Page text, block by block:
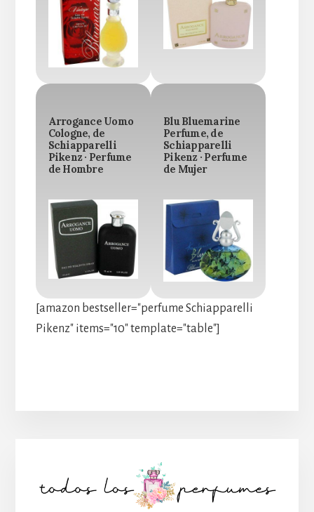
Arrogance Uomo
Cologne, de
Schiapparelli
Pikenz · Perfume
de Hombre
Blu Bluemarine
Perfume, de
Schiapparelli
Pikenz · Perfume
de Mujer
[amazon bestseller="perfume Schiapparelli
Pikenz" items="10" template="table"]
lateral